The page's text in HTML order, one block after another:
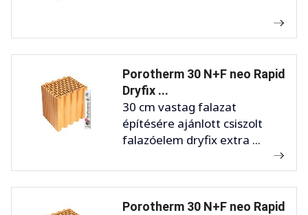
Porotherm 30 N+F neo Rapid
Dryfix ...
30 cm vastag falazat
építésére ajánlott csiszolt
falazóelem dryfix extra ...
Porotherm 30 N+F neo Rapid